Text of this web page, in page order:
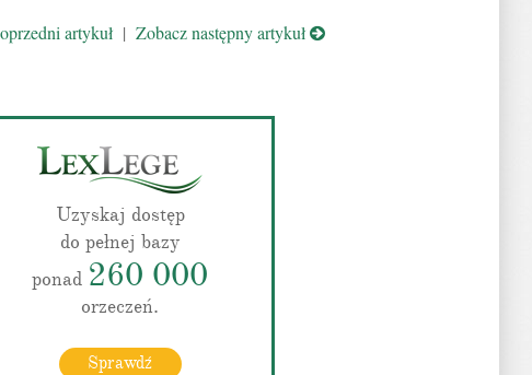
artykuł| Zobacz następny artykuł
Uzyskaj dostęp
do pełnej bazy
ponad 260 000
orzeczeń.
Sprawdź